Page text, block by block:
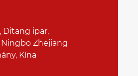
Ditang ipar,
Ningbo Zhejiang
Kína